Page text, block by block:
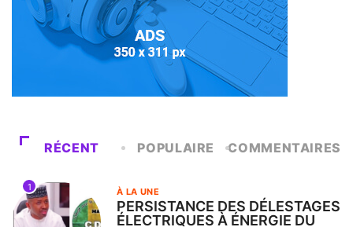
RÉCENT POPULAIRE COMMENTAIRES
1 À LA UNE
PERSISTANCE DES DÉLESTAGES
ÉLECTRIQUES À ÉNERGIE DU